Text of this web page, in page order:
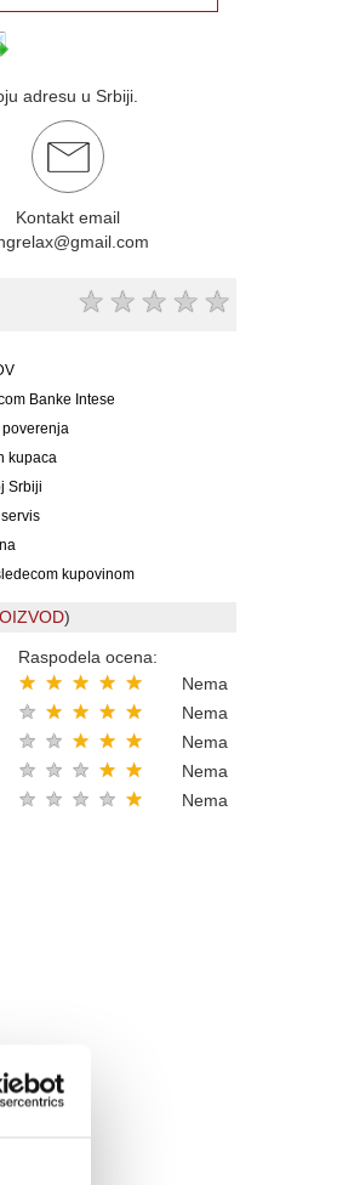
adresu u Srbiji.
Kontakt email
★ ★ ★ ★ ★
Banke Intese
kupaca
Srbiji
kupovinom
)
Raspodela ocena:
★
★
★
★
★ Nema
★
★
★
★
★ Nema
★
★
★
★
★ Nema
★
★
★
★
★ Nema
★
★
★
★
★ Nema